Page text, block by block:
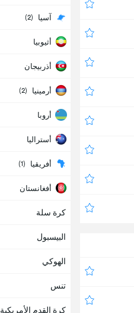
آسيا (2)
أثيوبيا
أذربيجان
أرمينيا (2)
أروبا
أستراليا
أفريقيا (1)
أفغانستان
ألبانيا
ألمانيا
أمريكا
أنتيغوا وبربودا
أنجولا
كرة سلة
البيسبول
الهوكي
تنس
كرة القدم الأمريكية